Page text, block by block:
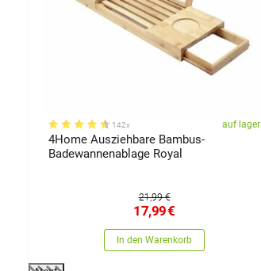
142x auf lager
4Home Ausziehbare Bambus-
Badewannenablage Royal
21,99 €
17,99€
In den Warenkorb